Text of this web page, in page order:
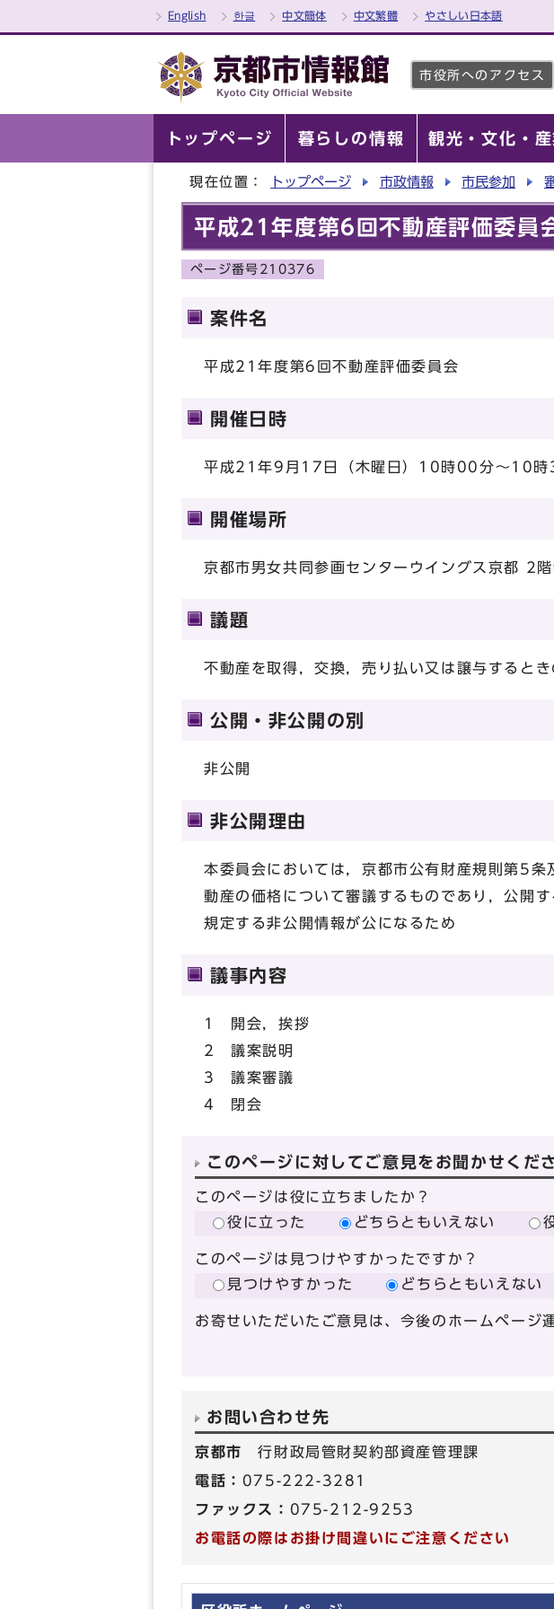
English 한글 中文簡体 中文繁體 やさしい日本語
市役所へのアクセス
トップページ 暮らしの情報 観光・文化・産
現在位置： トップページ 市政情報 市民参加
平成21年度第6回不動産評価委員
ページ番号210376
案件名
平成21年度第6回不動産評価委員会
開催日時
平成21年9月17日（木曜日）10時00分～10時
開催場所
京都市男女共同参画センターウイングス京都 2
議題
不動産を取得，交換，売り払い又は譲与すると
公開・非公開の別
非公開
非公開理由
本委員会においては，京都市公有財産規則第5
動産の価格について審議するものであり，公開
規定する非公開情報が公になるため
議事内容
1 開会，挨拶
2 議案説明
3 議案審議
4 閉会
このページに対してご意見をお聞かせくだ
このページは役に立ちましたか？
役に立った
どちらともいえない
このページは見つけやすかったですか？
見つけやすかった
どちらともいえない
お寄せいただいたご意見は、今後のホームページ
お問い合わせ先
京都市行財政局管財契約部資産管理課
電話： 075-222-3281
ファックス： 075-212-9253
お電話の際はお掛け間違いにご注意ください